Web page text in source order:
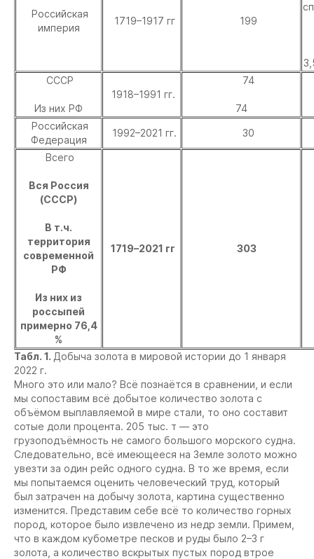
Российская
империя
1719–1917 гг 199
СССР
Из них РФ
1918–1991 гг.
74
74
Российская
Федерация
1992–2021 гг. 30
Всего
Вся Россия
(СССР)
В т.ч.
территория
современной
РФ
Из них из
россыпей
примерно 76,4
%
1719–2021 гг 303
Табл. 1. Добыча золота в мировой истории до 1 января
2022 г.
Много это или мало? Всё познаётся в сравнении, и если
мы сопоставим всё добытое количество золота с
объёмом выплавляемой в мире стали, то оно составит
сотые доли процента. 205 тыс. т — это
грузоподъёмность не самого большого морского судна.
Следовательно, всё имеющееся на Земле золото можно
увезти за один рейс одного судна. В то же время, если
мы попытаемся оценить человеческий труд, который
был затрачен на добычу золота, картина существенно
изменится. Представим себе всё то количество горных
пород, которое было извлечено из недр земли. Примем,
что в каждом кубометре песков и руды было 2–3 г
золота, а количество вскрытых пустых пород втрое